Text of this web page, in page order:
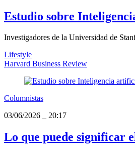
Estudio sobre
Investigadores de la Universidad de
Lifestyle
Harvard Business Review
Columnistas
03/06/2026
20:17
Lo que puede significar